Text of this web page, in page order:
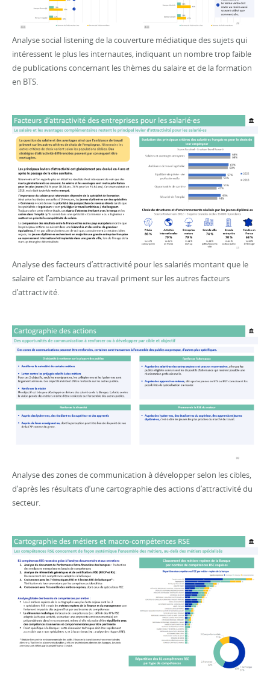
Analyse social listening de la couverture médiatique des sujets qui
intéressent le plus les internautes, indiquant un nombre trop faible
de publications concernant les thèmes du salaire et de la formation
en BTS.
Analyse des facteurs d’attractivité pour les salariés montant que le
salaire et l’ambiance au travail priment sur les autres facteurs
d’attractivité.
Analyse des zones de communication à développer selon les cibles,
d’après les résultats d’une cartographie des actions d’attractivité du
secteur.